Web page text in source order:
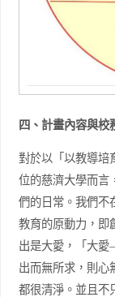
四、計畫內容與校
對於以「以教導培
位的慈濟大學而言
們的日常。我們不
教育的原動力，即
出是大愛，「大
出而無所求，則心
都很清淨。並且不